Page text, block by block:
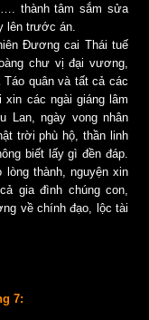
thành tâm sắm sửa
lên trước án.
Đương cai Thái tuế
chư vị đại vương,
quân và tất cả các
các ngài giáng lâm
Lan, ngày vong nhân
trời phù hộ, thần linh
biết lấy gì đền đáp.
thành, nguyện xin
gia đình chúng con,
về chính đạo, lộc tài
7: